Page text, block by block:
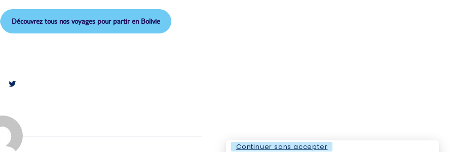
Découvrez tous nos voyages pour partir en Bolivie
Continuer sans accepter